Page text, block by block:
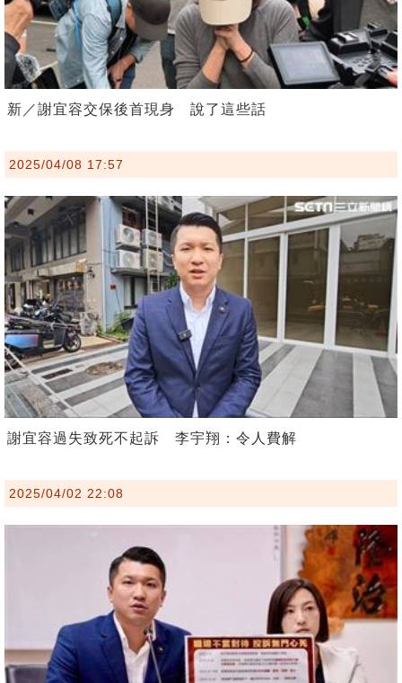
新／謝宜容交保後首現身 說了這些話
2025/04/08 17:57
謝宜容過失致死不起訴 李宇翔：令人費解
2025/04/02 22:08